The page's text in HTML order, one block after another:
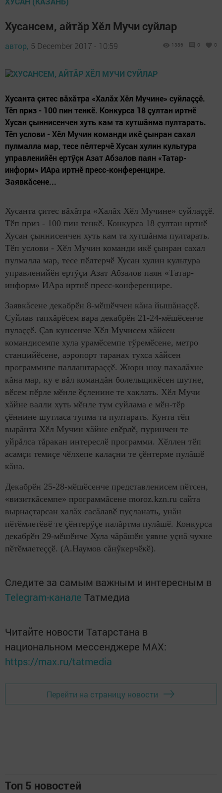
Хусансем, айтăр Хӗл Мучи суйлар
автор, 5 December 2017 - 10:59 1386 0 0
Хусанта çитес вăхăтра «Халăх Хӗл Мучине» суйлаççӗ.
Тӗп приз - 100 пин тенкӗ. Конкурса 18 çултан иртнӗ
Хусан çыннисенчен хуть кам та хутшăнма пултарать.
Тӗп услови - Хӗл Мучин команди икӗ çынран сахал
пулмалла мар, тесе пӗлтерчӗ Хусан хулин культура
управленийӗн ертӳçи Азат Абзалов паян «Татар-
информ» ИАра иртнӗ пресс-конференцире.
Заявкăсене...
Хусанта çитес вăхăтра «Халăх Хӗл Мучине» суйлаççӗ.
Тӗп приз - 100 пин тенкӗ. Конкурса 18 çултан иртнӗ
Хусан çыннисенчен хуть кам та хутшăнма пултарать.
Тӗп услови - Хӗл Мучин команди икӗ çынран сахал
пулмалла мар, тесе пӗлтерчӗ Хусан хулин культура
управленийӗн ертӳçи Азат Абзалов паян «Татар-
информ» ИАра иртнӗ пресс-конференцире.
Заявкăсене декабрӗн 8-мӗшӗччен кăна йышăнаççӗ.
Суйлав тапхăрӗсем вара декабрӗн 21-24-мӗшӗсенче
пулаççӗ. Çав кунсенче Хӗл Мучисем хăйсен
командисемпе хула урамӗсемпе тӳремӗсене, метро
станцийӗсене, аэропорт таранах тухса хăйсен
программипе паллаштараççӗ. Жюри шоу пахалăхне
кăна мар, ку е вăл командăн болельщикӗсен шутне,
вӗсем пӗрле мӗнле ӗçленине те хаклать. Хӗл Мучи
хăйне валли хуть мӗнле тум суйлама е мӗн-тӗр
çӗннине шутласа тупма та пултарать. Кунта тӗп
вырăнта Хӗл Мучин хăйне евӗрлӗ, пуринчен те
уйрăлса тăракан интереслӗ программи. Хӗллен тӗп
асамçи темиçе чӗлхепе калаçни те çӗнтерме пулăшӗ
кăна.
Декабрӗн 25-28-мӗшӗсенче представленисем пӗтсен,
«визиткăсемпе» программăсене moroz.kzn.ru сайта
вырнаçтарсан халăх сасăлавӗ пуçланать, унăн
пӗтӗмлетӗвӗ те çӗнтерӳçе палăртма пулăшӗ. Конкурса
декабрӗн 29-мӗшӗнче Хула чăрăшӗн уявне уçнă чухне
пӗтӗмлетеççӗ. (А.Наумов сăнӳкерчӗкӗ).
Следите за самым важным и интересным в
Telegram-канале Татмедиа
Читайте новости Татарстана в
национальном мессенджере MАХ:
https://max.ru/tatmedia
Перейти на страницу новости
Топ 5 новостей